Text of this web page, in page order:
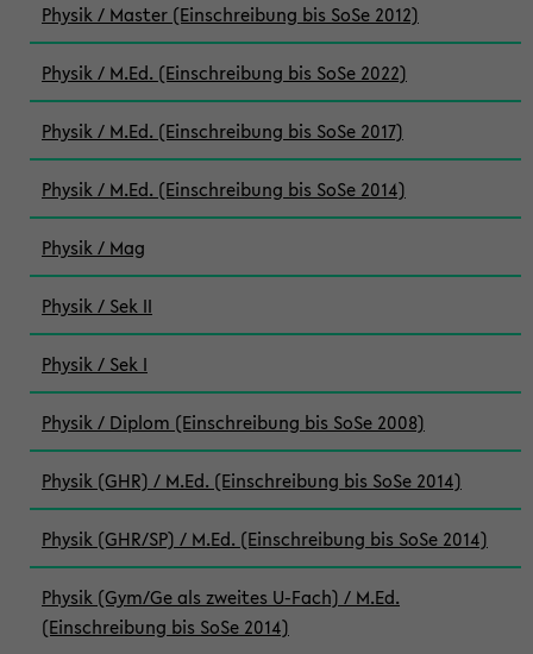
Physik / Master (Einschreibung bis SoSe 2012)
Physik / M.Ed. (Einschreibung bis SoSe 2022)
Physik / M.Ed. (Einschreibung bis SoSe 2017)
Physik / M.Ed. (Einschreibung bis SoSe 2014)
Physik / Mag
Physik / Sek II
Physik / Sek I
Physik / Diplom (Einschreibung bis SoSe 2008)
Physik (GHR) / M.Ed. (Einschreibung bis SoSe 2014)
Physik (GHR/SP) / M.Ed. (Einschreibung bis SoSe 2014)
Physik (Gym/Ge als zweites U-Fach) / M.Ed.
(Einschreibung bis SoSe 2014)